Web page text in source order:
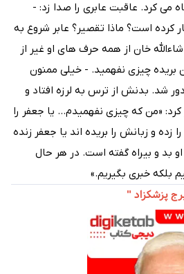
می کرد. عاقبت عابری را صدا زد: -
کرده است؟ ماذا تقصیر؟ عابر شروع به
خان از همه حرف های او غیر از
بریده چیزی نفهمید. - خیلی ممنون
شد. بدنش از ترس به لرزه افتاد و
«من که چیزی نفهمیدم... یا جعفر را
زده و زبانش را بریده اند یا جعفر زنده
بد و بیراه گفته است. در هر حال
بلکه خبری بگیریم.»
پزشکزاد "